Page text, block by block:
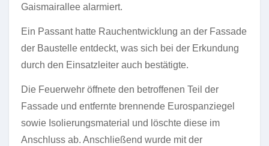
Gaismairallee alarmiert.
Ein Passant hatte Rauchentwicklung an der Fassade
der Baustelle entdeckt, was sich bei der Erkundung
durch den Einsatzleiter auch bestätigte.
Die Feuerwehr öffnete den betroffenen Teil der
Fassade und entfernte brennende Eurospanziegel
sowie Isolierungsmaterial und löschte diese im
Anschluss ab. Anschließend wurde mit der